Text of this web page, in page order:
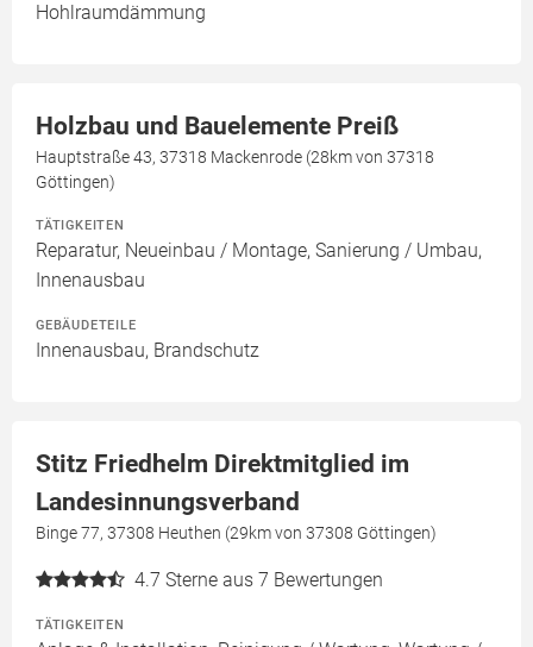
Hohlraumdämmung
Holzbau und Bauelemente Preiß
Hauptstraße 43, 37318 Mackenrode (28km von 37318
Göttingen)
TÄTIGKEITEN
Reparatur, Neueinbau / Montage, Sanierung / Umbau,
Innenausbau
GEBÄUDETEILE
Innenausbau, Brandschutz
Stitz Friedhelm Direktmitglied im
Landesinnungsverband
Binge 77, 37308 Heuthen (29km von 37308 Göttingen)
4.7 Sterne aus 7 Bewertungen
TÄTIGKEITEN